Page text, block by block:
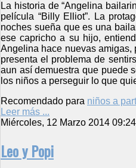
La historia de “Angelina
película “Billy Elliot”. La
noches sueña que es una
ese capricho a su hijo,
Angelina hace nuevas amigas,
presenta el problema de
aun así demuestra que puede
los niños a perseguir lo que
Recomendado para niños a
Leer más ...
Miércoles, 12 Marzo 2014 09:24
Leo y Popi